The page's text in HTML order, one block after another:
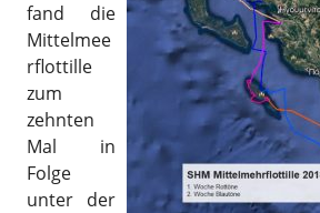
fand die
Mittelmee
rflottille
zum
zehnten
Mal in
Folge
unter der